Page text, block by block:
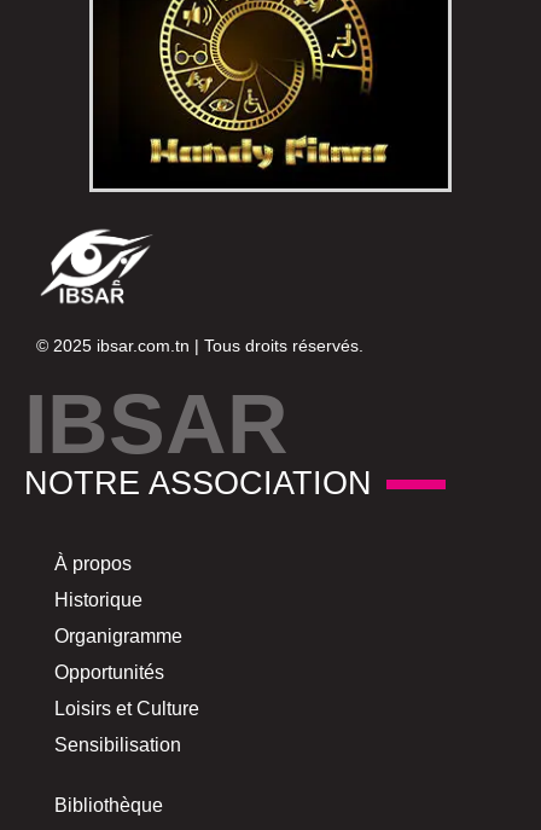
© 2025 ibsar.com.tn | Tous droits réservés.
IBSAR
NOTRE ASSOCIATION
À propos
Historique
Organigramme
Opportunités
Loisirs et Culture
Sensibilisation
Bibliothèque